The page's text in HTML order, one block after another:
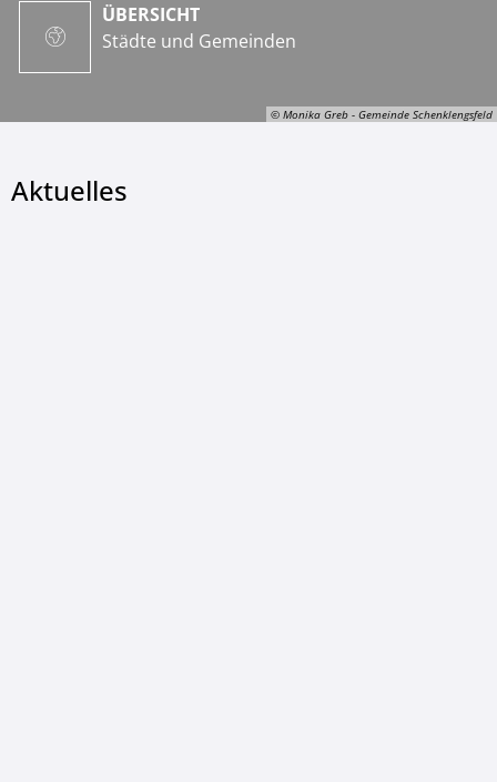
© Monika Greb - Gemeinde Schenklengsfeld
ÜBERSICHT
Städte und Gemeinden
Aktuelles